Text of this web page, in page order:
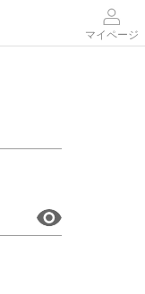
マイページ